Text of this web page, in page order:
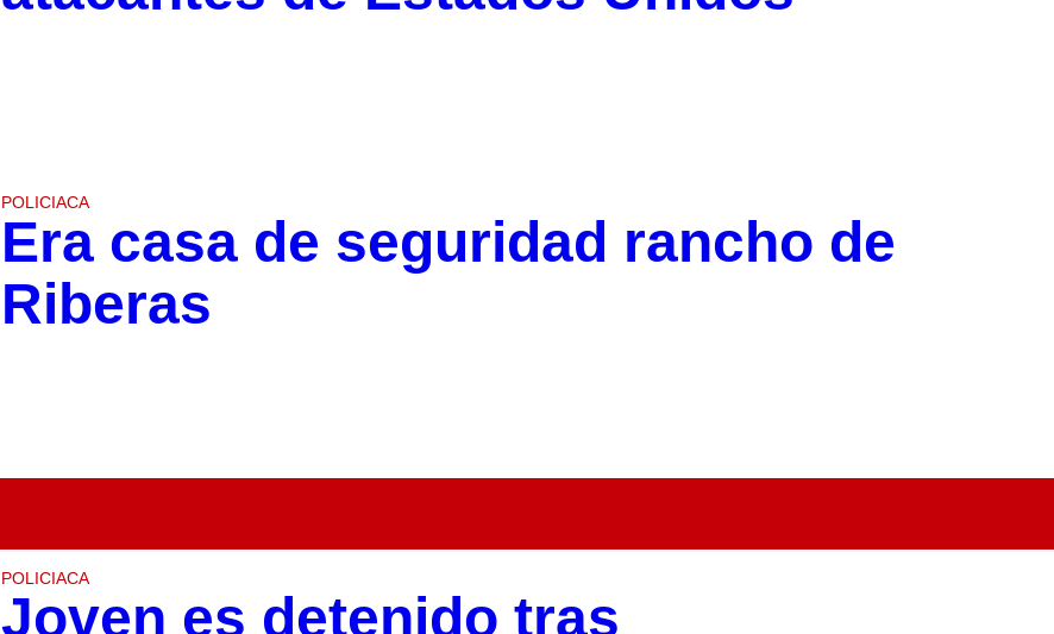
POLICIACA
Era casa de seguridad rancho de
Riberas
POLICIACA
Joven es detenido tras